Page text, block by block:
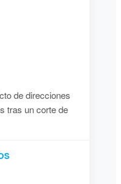
de direcciones
tras un corte de